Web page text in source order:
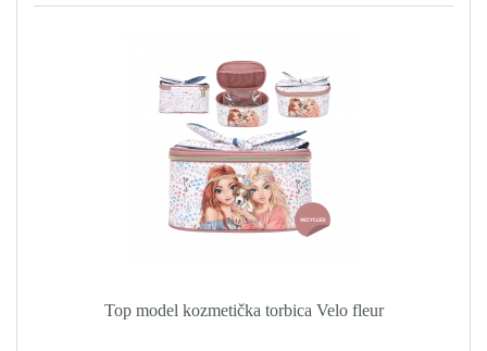
Top model kozmetička torbica Velo fleur